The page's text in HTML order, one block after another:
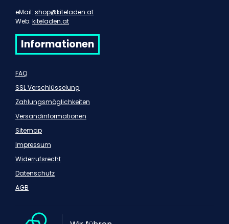
eMail: shop@kiteladen.at
Web: kiteladen.at
Informationen
FAQ
SSL Verschlüsselung
Zahlungsmöglichkeiten
Versandinformationen
Sitemap
Impressum
Widerrufsrecht
Datenschutz
AGB